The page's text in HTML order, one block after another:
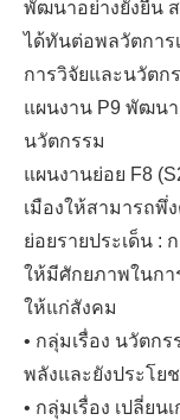
พัฒนาอย่างยั่งยืน
ได้ทันต่อพลวัตการ
การวิจัยและนวัตก
แผนงาน P9 พัฒน
นวัตกรรม
แผนงานย่อย F8
เมืองให้สามารถพึ่
ย่อยรายประเด็น :
ให้มีศักยภาพในกา
ให้แก่สังคม
• กลุ่มเรื่อง นวัตก
พลังและยังประโย
• กลุ่มเรื่อง เปลี่ย